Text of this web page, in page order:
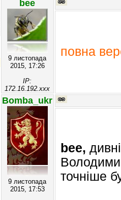
bee
9 листопада
2015, 17:26
IP:
172.16.192.xxx
повна
Bomba_ukr
9 листопада
2015, 17:53
bee,
точніше